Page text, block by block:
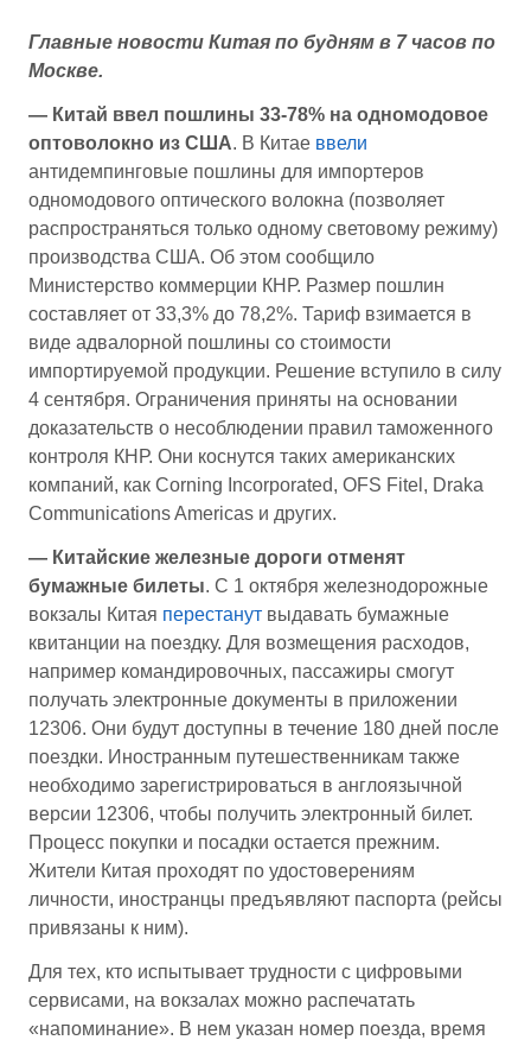
Главные новости Китая по будням в 7 часов по
Москве.
— Китай ввел пошлины 33-78% на одномодовое
оптоволокно из США. В Китае ввели
антидемпинговые пошлины для импортеров
одномодового оптического волокна (позволяет
распространяться только одному световому режиму)
производства США. Об этом сообщило
Министерство коммерции КНР. Размер пошлин
составляет от 33,3% до 78,2%. Тариф взимается в
виде адвалорной пошлины со стоимости
импортируемой продукции. Решение вступило в силу
4 сентября. Ограничения приняты на основании
доказательств о несоблюдении правил таможенного
контроля КНР. Они коснутся таких американских
компаний, как Corning Incorporated, OFS Fitel, Draka
Communications Americas и других.
— Китайские железные дороги отменят
бумажные билеты. С 1 октября железнодорожные
вокзалы Китая перестанут выдавать бумажные
квитанции на поездку. Для возмещения расходов,
например командировочных, пассажиры смогут
получать электронные документы в приложении
12306. Они будут доступны в течение 180 дней после
поездки. Иностранным путешественникам также
необходимо зарегистрироваться в англоязычной
версии 12306, чтобы получить электронный билет.
Процесс покупки и посадки остается прежним.
Жители Китая проходят по удостоверениям
личности, иностранцы предъявляют паспорта (рейсы
привязаны к ним).
Для тех, кто испытывает трудности с цифровыми
сервисами, на вокзалах можно распечатать
«напоминание». В нем указан номер поезда, время